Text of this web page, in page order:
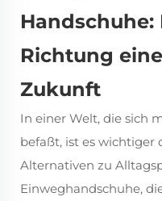
Handschuhe:
Richtung
Zukunft
In einer Welt, die sich
befaßt, ist es
Alternativen zu
Einweghandschuhe,